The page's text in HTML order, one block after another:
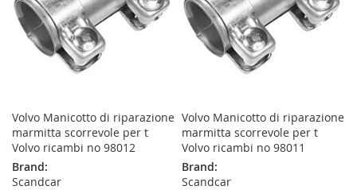
Volvo Manicotto di riparazione
marmitta scorrevole per t
Volvo ricambi no 98012
Brand:
Scandcar
Volvo Manicotto di riparazione
marmitta scorrevole per t
Volvo ricambi no 98011
Brand:
Scandcar